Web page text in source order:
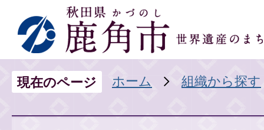
現在のページ ホーム 組織から探す